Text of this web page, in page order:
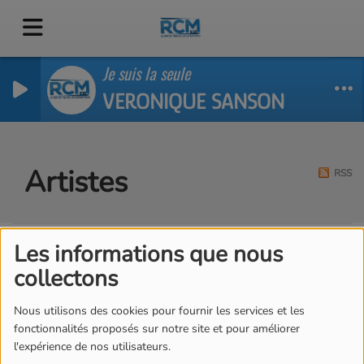
Les informations que nous
collectons
Nous utilisons des cookies pour fournir les services et les
fonctionnalités proposés sur notre site et pour améliorer
l'expérience de nos utilisateurs.
Je suis la seule
VERONIQUE SANSON
Artistes RSS
Tous 0-9 A B C D E F G H
K
L M N
Y Z